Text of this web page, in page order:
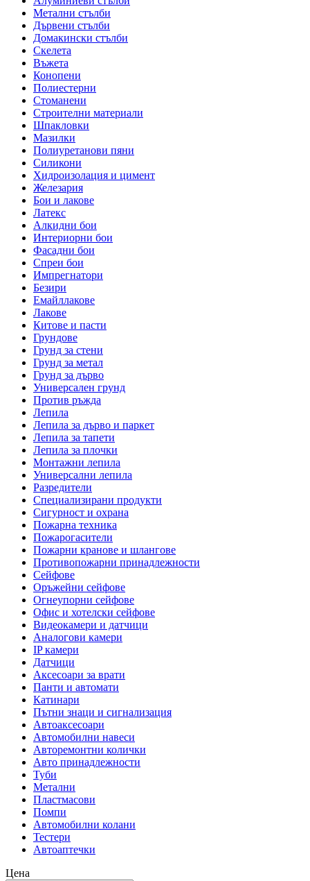
Метални стълби
Дървени стълби
Домакински стълби
Скелета
Въжета
Конопени
Полиестерни
Стоманени
Строителни материали
Шпакловки
Мазилки
Полиуретанови пяни
Силикони
Хидроизолация и цимент
Железария
Бои и лакове
Латекс
Алкидни бои
Интериорни бои
Фасадни бои
Спреи бои
Импрегнатори
Безири
Емайллакове
Лакове
Китове и пасти
Грундове
Грунд за стени
Грунд за метал
Грунд за дърво
Универсален грунд
Против ръжда
Лепила
Лепила за дърво и паркет
Лепила за тапети
Лепила за плочки
Монтажни лепила
Универсални лепила
Разредители
Специализирани продукти
Сигурност и охрана
Пожарна техника
Пожарогасители
Пожарни кранове и шлангове
Противопожарни принадлежности
Сейфове
Оръжейни сейфове
Огнеупорни сейфове
Офис и хотелски сейфове
Видеокамери и датчици
Аналогови камери
IP камери
Датчици
Аксесоари за врати
Панти и автомати
Катинари
Пътни знаци и сигнализация
Автоаксесоари
Автомобилни навеси
Авторемонтни колички
Авто принадлежности
Туби
Метални
Пластмасови
Помпи
Автомобилни колани
Тестери
Автоаптечки
Цена